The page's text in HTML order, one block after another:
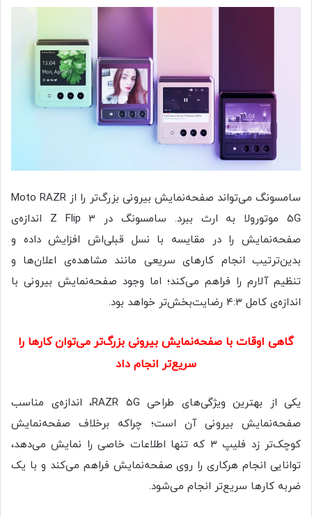
سامسونگ می‌تواند صفحه‌نمایش بیرونی بزرگ‌تر را از Moto RAZR
5G موتورولا به‌ ارث ببرد. سامسونگ در Z Flip ۳ اندازه‌ی
صفحه‌نمایش را در‌ مقایسه‌‌ با نسل قبلی‌اش افزایش داده و
بدین‌ترتیب انجام کارهای سریعی مانند مشاهده‌ی اعلان‌ها و
تنظیم آلارم را فراهم می‌کند؛ اما وجود صفحه‌نمایش بیرونی با
اندازه‌ی کامل ۴:۳ رضایت‌بخش‌تر خواهد بود.
گاهی اوقات با صفحه‌نمایش بیرونی بزرگ‌تر می‌توان کارها را
سریع‌تر انجام داد
یکی از بهترین ویژگی‌های طراحی RAZR 5G، اندازه‌ی مناسب
صفحه‌نمایش بیرونی آن است؛ چراکه برخلاف صفحه‌نمایش
کوچک‌تر زد فلیپ ۳ که تنها اطلاعات خاصی را نمایش می‌دهد،
توانایی انجام هرکاری را روی صفحه‌نمایش فراهم می‌کند و با یک
ضربه کارها سریع‌تر انجام می‌شود.